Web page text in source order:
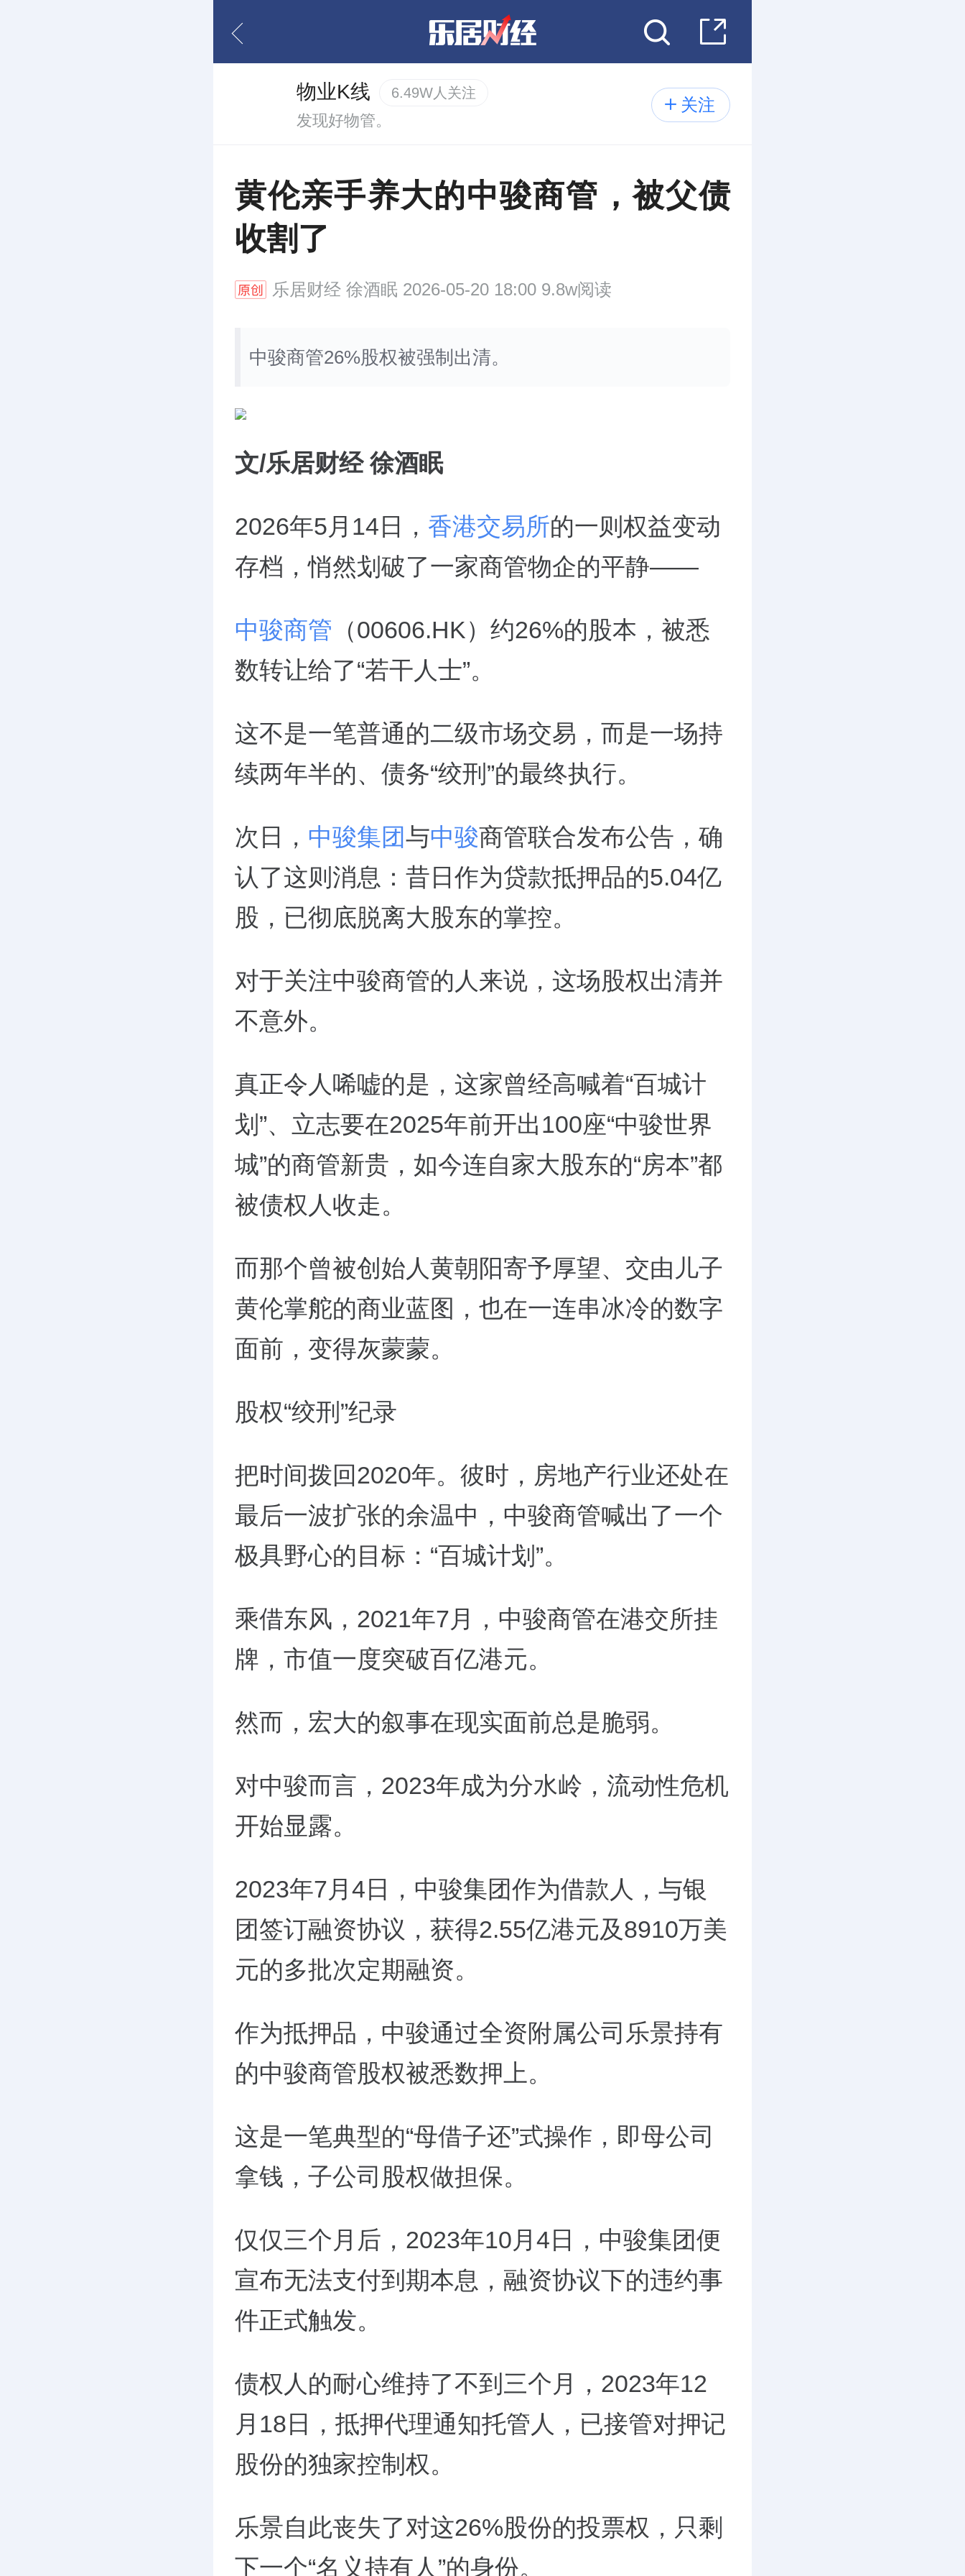
关注
物业K线 6.49W人关注
发现好物管。
黄伦亲手养大的中骏商管，被父债
收割了
乐居财经 徐酒眠 2026-05-20 18:00 9.8w阅读
中骏商管26%股权被强制出清。
文/乐居财经 徐酒眠
2026年5月14日， 香港交易所的一则权益变动
存档，悄然划破了一家商管物企的平静——
中骏商管 （00606.HK）约26%的股本，被悉
数转让给了“若干人士”。
这不是一笔普通的二级市场交易，而是一场持
续两年半的、债务“绞刑”的最终执行。
次日， 中骏集团与中骏商管联合发布公告，确
认了这则消息：昔日作为贷款抵押品的5.04亿
股，已彻底脱离大股东的掌控。
对于关注中骏商管的人来说，这场股权出清并
不意外。
真正令人唏嘘的是，这家曾经高喊着“百城计
划”、立志要在2025年前开出100座“中骏世界
城”的商管新贵，如今连自家大股东的“房本”都
被债权人收走。
而那个曾被创始人黄朝阳寄予厚望、交由儿子
黄伦掌舵的商业蓝图，也在一连串冰冷的数字
面前，变得灰蒙蒙。
股权“绞刑”纪录
把时间拨回2020年。彼时，房地产行业还处在
最后一波扩张的余温中，中骏商管喊出了一个
极具野心的目标：“百城计划”。
乘借东风，2021年7月，中骏商管在港交所挂
牌，市值一度突破百亿港元。
然而，宏大的叙事在现实面前总是脆弱。
对中骏而言，2023年成为分水岭，流动性危机
开始显露。
2023年7月4日，中骏集团作为借款人，与银
团签订融资协议，获得2.55亿港元及8910万美
元的多批次定期融资。
作为抵押品，中骏通过全资附属公司乐景持有
的中骏商管股权被悉数押上。
这是一笔典型的“母借子还”式操作，即母公司
拿钱，子公司股权做担保。
仅仅三个月后，2023年10月4日，中骏集团便
宣布无法支付到期本息，融资协议下的违约事
件正式触发。
债权人的耐心维持了不到三个月，2023年12
月18日，抵押代理通知托管人，已接管对押记
股份的独家控制权。
乐景自此丧失了对这26%股份的投票权，只剩
下一个“名义持有人”的身份。